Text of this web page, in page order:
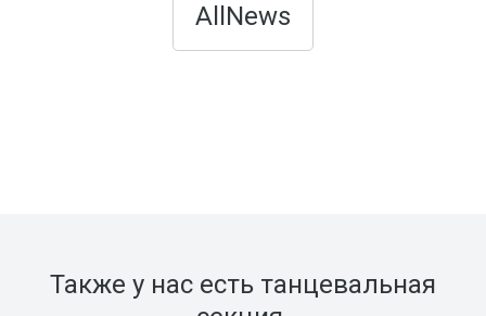
AllNews
Также у нас есть танцевальная